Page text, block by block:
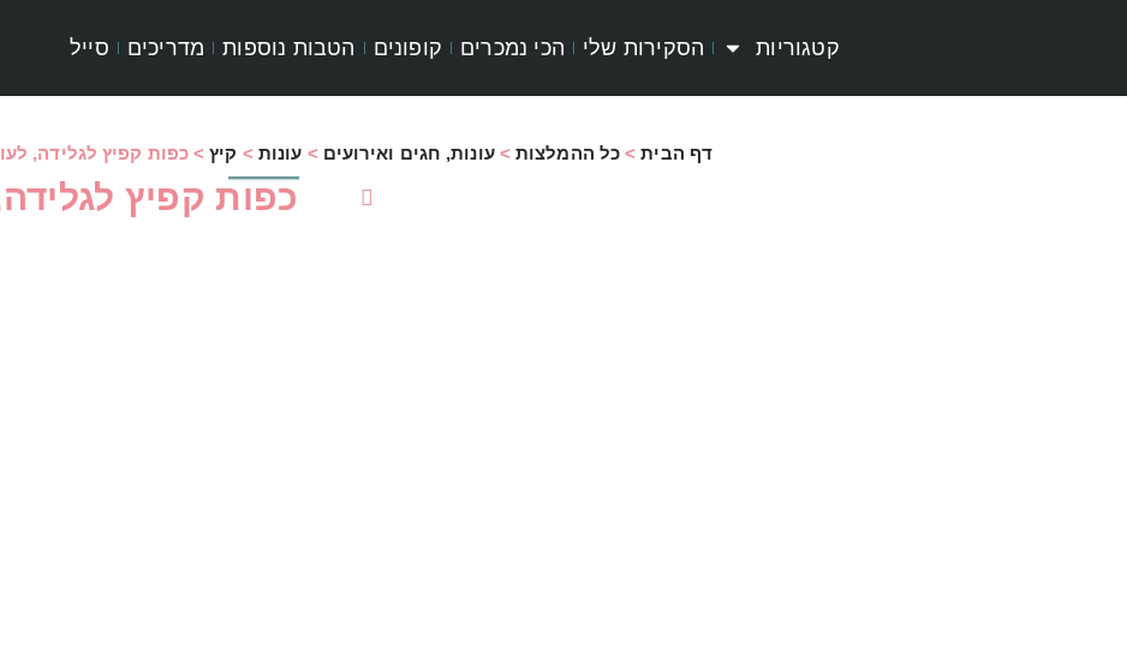
קטגוריות הסקירות שלי הכי נמכרים קופונים הטבות נוספות מדריכים סייל
דף הבית> כל ההמלצות>עונות, חגים ואירועים > עונות > קיץ>כפות קפיץ לגלידה,
כפות קפיץ